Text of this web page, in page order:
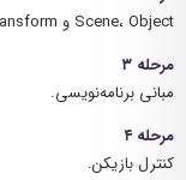
Scene، Object و Transform.
مرحله ۳
مبانی برنامه‌نویسی.
مرحله ۴
کنترل بازیکن.